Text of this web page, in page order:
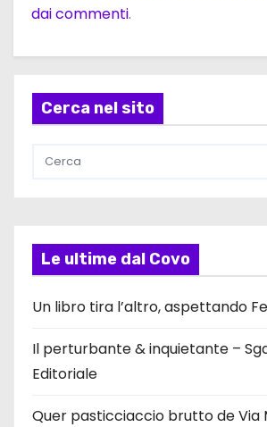
dai commenti.
Cerca nel sito
Le ultime dal Covo
Un libro tira l’altro, aspettando
Il perturbante & inquietante –
Editoriale
Quer pasticciaccio brutto de Via